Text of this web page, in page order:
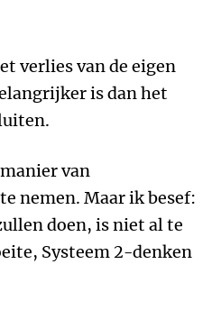
verlies van de eigen
is dan het
van
nemen. Maar ik besef:
doen, is niet al te
Systeem 2-denken